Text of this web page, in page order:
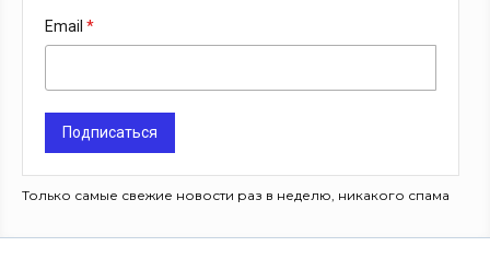
Email
Подписаться
Только самые свежие новости раз в неделю, никакого спама